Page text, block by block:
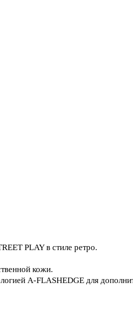
PLAY в стиле ретро.
кожи.
A-FLASHEDGE для